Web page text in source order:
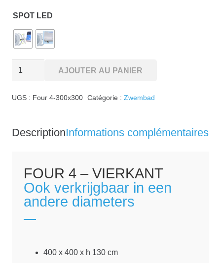
SPOT LED
quantité
Four
int.
AJOUTER AU PANIER
UGS : Four 4-300x300 Catégorie : Zwembad
DescriptionInformations complémentaires
FOUR 4 – VIERKANT
Ook verkrijgbaar in een
andere diameters
400 x 400 x h 130 cm